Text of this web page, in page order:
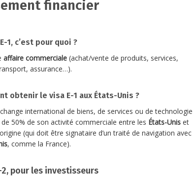
financier
1, c’est pour quoi ?
affaire commerciale(achat/vente de produits, services,
assurance…).
obtenir le visa E-1 aux États-Unis ?
international de biens, de services ou de technologie
50% de son activité commerciale entre les États-Uniset
(qui doit être signataire d’un traité de navigation avec
, comme la France).
2, pour les investisseurs